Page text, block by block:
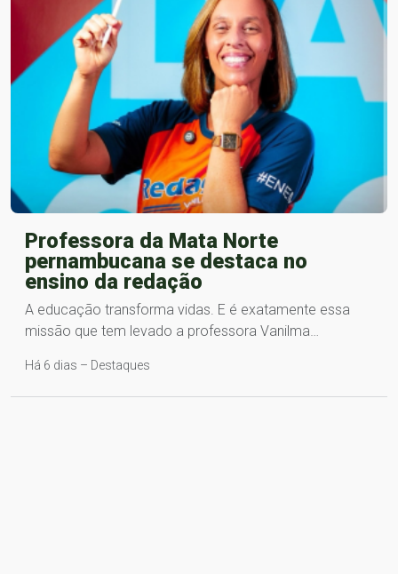
Professora da Mata Norte
pernambucana se destaca no
ensino da redação
A educação transforma vidas. E é exatamente essa
missão que tem levado a professora Vanilma…
Há 6 dias – Destaques